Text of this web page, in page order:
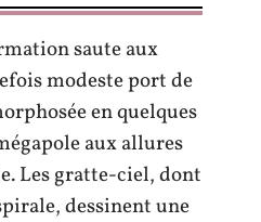
saute aux
modeste port de
en quelques
aux allures
Les gratte-ciel, dont
dessinent une